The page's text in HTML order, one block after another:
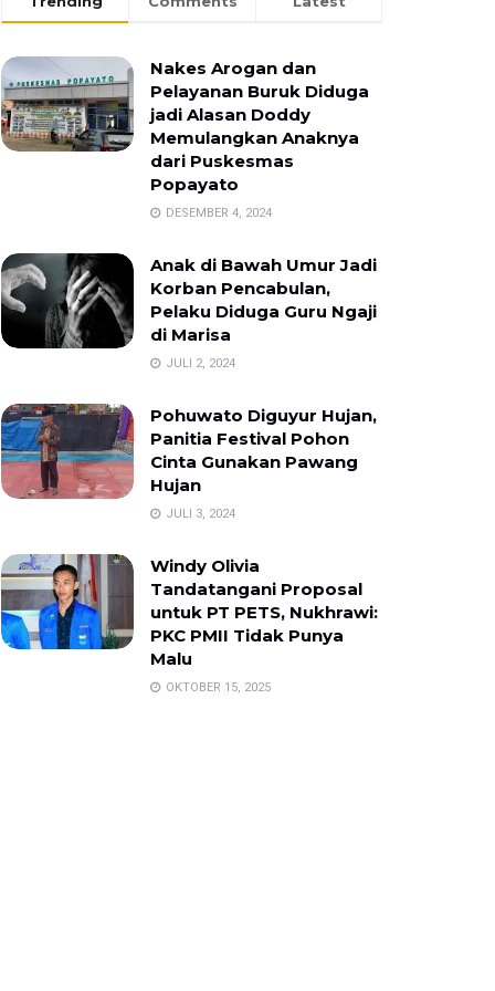
Nakes Arogan dan
Pelayanan Buruk Diduga
jadi Alasan Doddy
Memulangkan Anaknya
dari Puskesmas
Popayato
DESEMBER 4, 2024
Anak di Bawah Umur Jadi
Korban Pencabulan,
Pelaku Diduga Guru Ngaji
di Marisa
JULI 2, 2024
Pohuwato Diguyur Hujan,
Panitia Festival Pohon
Cinta Gunakan Pawang
Hujan
JULI 3, 2024
Windy Olivia
Tandatangani Proposal
untuk PT PETS, Nukhrawi:
PKC PMII Tidak Punya
Malu
OKTOBER 15, 2025